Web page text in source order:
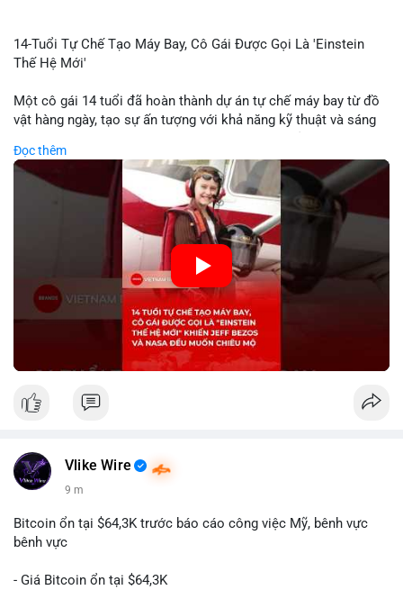
14-Tuổi Tự Chế Tạo Máy Bay, Cô Gái Được Gọi Là 'Einstein
Thế Hệ Mới'
Một cô gái 14 tuổi đã hoàn thành dự án tự chế máy bay từ đồ
vật hàng ngày, tạo sự ấn tượng với khả năng kỹ thuật và sáng
trình cô girl thiết kế, sản xuất và thử nghiệm máy bay, được
nhiều người so sánh với trí tuệ của Einstein. Thành tựu này
không chỉ thể hiện khả năng học tập nhanh chóng mà còn thể
hiện tiềm năng của thế hệ trẻ trong lĩnh vực công nghệ. Mặc dù
chưa liên quan trực tiếp đến tài chính hoặc crypto, sự phát
triển của công nghệ mới thường tạo cơ hội đầu tư hoặc ứng
dụng trong các lĩnh vực số hóa.
🎥 Xem video trực tiếp tại:
Nguồn: KIEN THUC KINH TE
Đọc thêm
Vlike Wire
9 m
Bitcoin ổn tại $64,3K trước báo cáo công việc Mỹ, bênh vực
bênh vực
- Giá Bitcoin ổn tại $64,3K